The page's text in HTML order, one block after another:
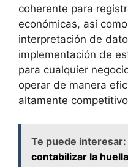
coherente para
económicas, así
interpretación de
implementación de
para cualquier
operar de manera
altamente
Te puede interesar:
contabilizar la